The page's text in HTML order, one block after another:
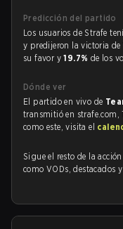
Predicción del partido
Los usuarios de Strafe
y predijeron la victoria de
su favor y19.7% de los
Dónde ver
El partido en vivo de
transmitió en strafe.com,
como este, visita el
Sigue el resto de la acción
como VODs, destacados